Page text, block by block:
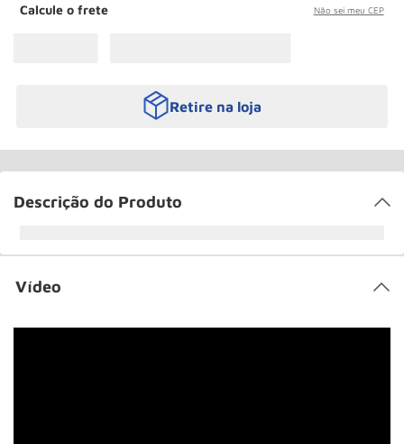
Calcule o frete Não sei meu CEP
Retire na loja
Descrição do Produto
Vídeo